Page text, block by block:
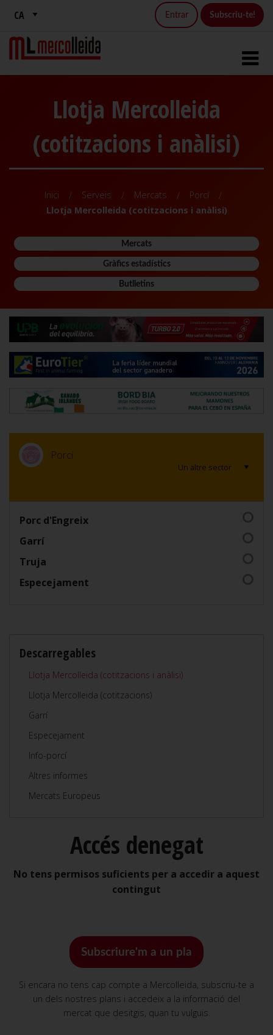
Entrar Subscriu-te!
Llotja Mercolleida
(cotitzacions i anàlisi)
Inici Serveis Mercats
Porcí
Llotja Mercolleida (cotitzacions i anàlisi)
Mercats
Gràfics estadístics
Butlletins
Porcí
Porc d'Engreix
Garrí
Truja
Especejament
Descarregables
Llotja Mercolleida (cotitzacions i anàlisi)
Llotja Mercolleida (cotitzacions)
Garrí
Especejament
Info-porcí
Altres informes
Mercats Europeus
Accés denegat
No tens permisos suficients per a accedir a aquest
contingut
Subscriure'm a un pla
Si encara no tens cap compte a Mercolleida, subscriu-te a
un dels nostres plans i accedeix a la informació del
mercat que desitgis, quan tu vulguis.